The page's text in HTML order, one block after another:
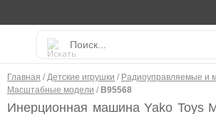
Главная / Детские игрушки / Радиоуправляемые и
Масштабные модели / В95568
Инерционная машина Yako